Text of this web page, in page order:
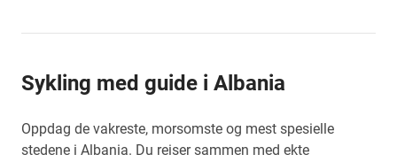
Sykling med guide i Albania
Oppdag de vakreste, morsomste og mest spesielle
stedene i Albania. Du reiser sammen med ekte